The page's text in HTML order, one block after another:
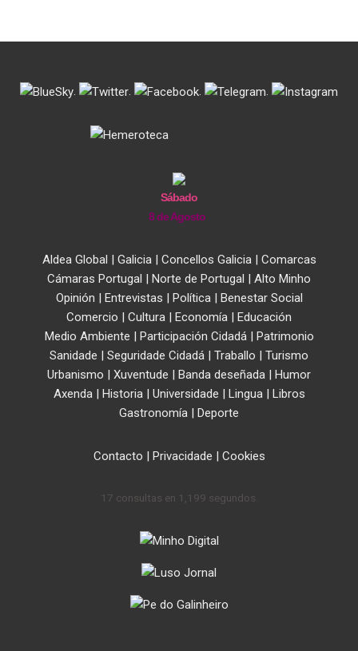
. . . .
Sábado
8 de Agosto
Aldea Global | Galicia| Concellos Galicia| Comarcas
Cámaras Portugal | Norte de Portugal | Alto Minho
Opinión | Entrevistas | Política| Benestar Social
Comercio | Cultura | Economía | Educación
Medio Ambiente | Participación Cidadá| Patrimonio
Sanidade | Seguridade Cidadá | Traballo | Turismo
Urbanismo | Xuventude | Banda deseñada | Humor
Axenda| Historia| Universidade | Lingua| Libros
Gastronomía | Deporte
Contacto | Privacidade | Cookies
17 consultas en 1,199 segundos.